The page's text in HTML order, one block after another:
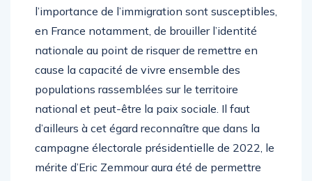
l’importance de l’immigration sont susceptibles,
en France notamment, de brouiller l’identité
nationale au point de risquer de remettre en
cause la capacité de vivre ensemble des
populations rassemblées sur le territoire
national et peut-être la paix sociale. Il faut
d’ailleurs à cet égard reconnaître que dans la
campagne électorale présidentielle de 2022, le
mérite d’Eric Zemmour aura été de permettre